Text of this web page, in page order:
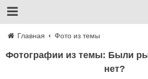
Главная Фото из темы
Фотографии из темы: Были рыбы больны, или
нет?